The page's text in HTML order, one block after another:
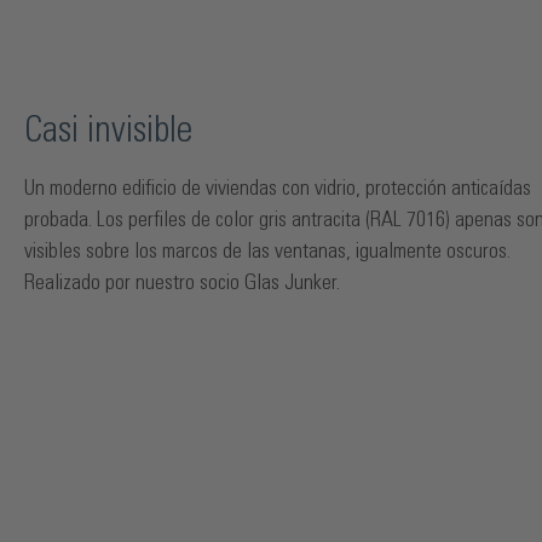
Casi invisible
Un moderno edificio de viviendas con vidrio, protección anticaídas
probada. Los perfiles de color gris antracita (RAL 7016) apenas
visibles sobre los marcos de las ventanas, igualmente oscuros.
Realizado por nuestro socio Glas Junker.